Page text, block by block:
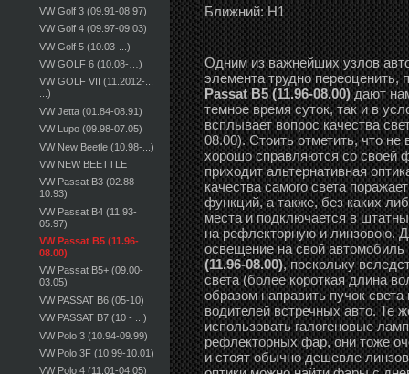
VW Golf 3 (09.91-08.97)
VW Golf 4 (09.97-09.03)
VW Golf 5 (10.03-...)
VW GOLF 6 (10.08-…)
VW GOLF VII (11.2012-...
...)
VW Jetta (01.84-08.91)
VW Lupo (09.98-07.05)
VW New Beetle (10.98-...)
VW NEW BEETTLE
VW Passat B3 (02.88-
10.93)
VW Passat B4 (11.93-
05.97)
VW Passat B5 (11.96-
08.00)
VW Passat B5+ (09.00-
03.05)
VW PASSAT B6 (05-10)
VW PASSAT B7 (10 - ...)
VW Polo 3 (10.94-09.99)
VW Polo 3F (10.99-10.01)
VW Polo 4 (11.01-04.05)
Ближний: Н1
Одним из важнейших узлов
элемента трудно переоценить,
Passat B5 (11.96-08.00)дают
темное время суток, так и в
всплывает вопрос качества
08.00). Стоить отметить, что
хорошо справляются со своей
приходит альтернативная
качества самого света
функций, а также, без каких
места и подключается в
на рефлекторную и линзовою.
освещение на свой
(11.96-08.00), поскольку
света (более короткая длина
образом направить пучок
водителей встречных авто. Те
использовать галогеновые
рефлекторных фар, они тоже
и стоят обычно дешевле